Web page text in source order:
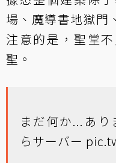
場、魔導書地獄門
注意的是，聖堂
聖。
まだ何か...あり
らサーバー